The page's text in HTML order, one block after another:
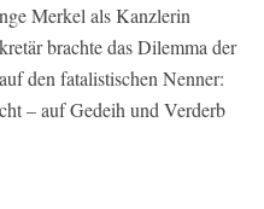
Merkel als Kanzlerin
brachte das Dilemma der
den fatalistischen Nenner:
– auf Gedeih und Verderb